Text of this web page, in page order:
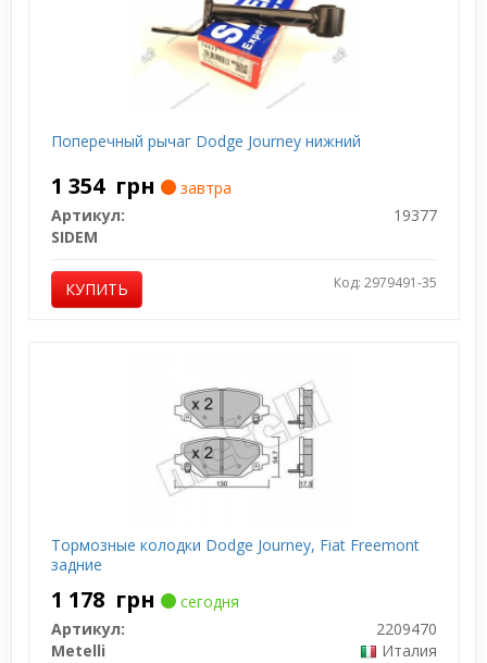
Поперечный рычаг Dodge Journey нижний
1 354 грн
завтра
Артикул:
19377
SIDEM
КУПИТЬ Код: 2979491-35
Тормозные колодки Dodge Journey, Fiat Freemont
задние
1 178 грн
сегодня
Артикул:
2209470
Metelli
Италия